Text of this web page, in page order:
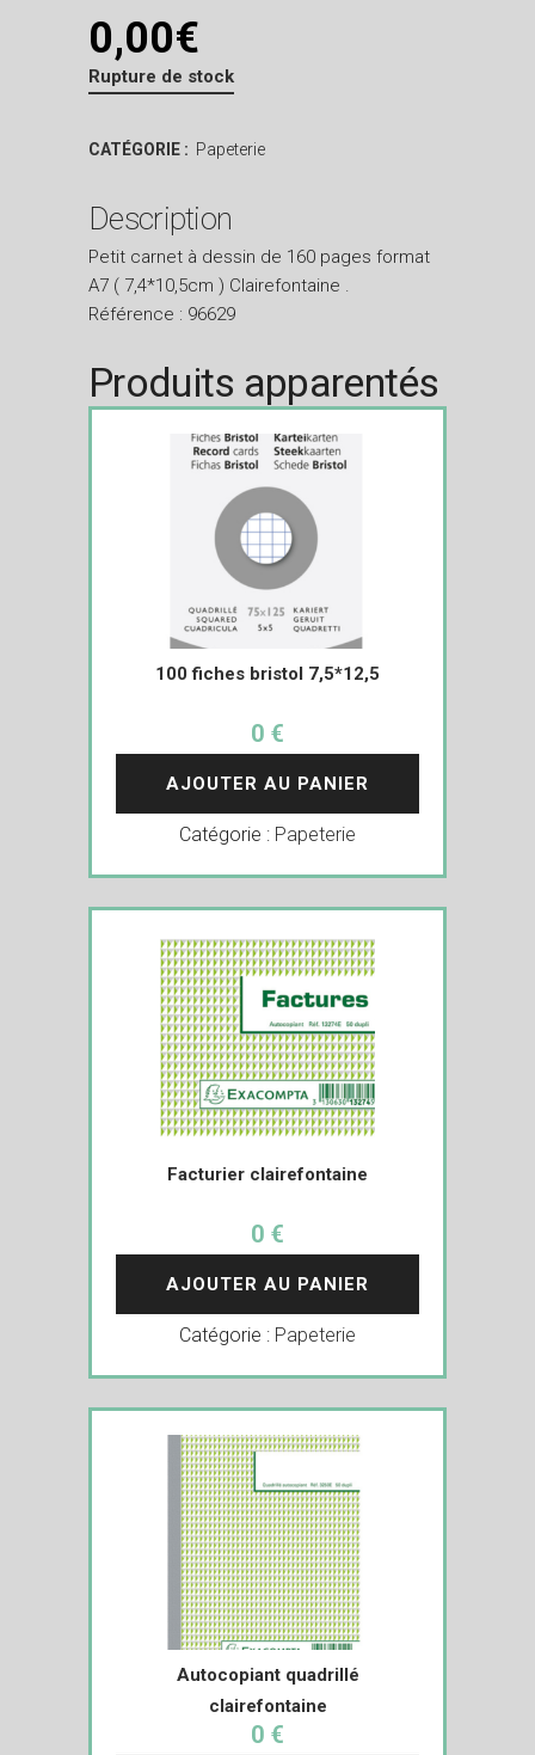
0,00€
Rupture de stock
CATÉGORIE : Papeterie
Description
Petit carnet à dessin de 160 pages format
A7 ( 7,4*10,5cm ) Clairefontaine .
Référence : 96629
Produits apparentés
100 fiches bristol 7,5*12,5
0 €
AJOUTER AU PANIER
Catégorie : Papeterie
Facturier clairefontaine
0 €
AJOUTER AU PANIER
Catégorie : Papeterie
Autocopiant quadrillé
clairefontaine
0 €